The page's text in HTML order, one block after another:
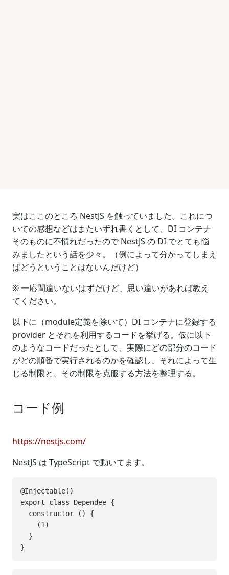
実はここのところ NestJS を触っていました。これにつ
いての感想などはまたいずれ書くとして、DI コンテナ
そのものに不慣れだったので NestJS の DI でとても悩
みましたという話を少々。（例によって分かってしまえ
ばどうということはないんだけど）
※ 一応間違いないはずだけど、思い違いがあれば教え
てください。
以下に（module定義を除いて）DI コンテナに登録する
provider とそれを利用するコードを挙げる。仮に以下
のようなコードだったとして、実際にどの部分のコード
がどの順番で実行されるのかを確認し、それによって生
じる制限と、その制限を克服する方法を整理する。
コード例
https://nestjs.com/
NestJS は TypeScript で動いてます。
@Injectable()
export class Dependee {
  constructor () {
    (1)
  }